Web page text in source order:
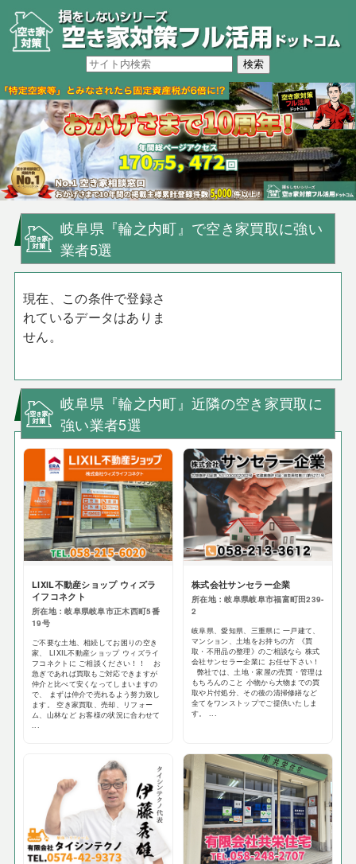
岐阜県『輪之内町』で空き家買取に強い
業者5選
現在、この条件で登録さ
れているデータはありま
せん。
岐阜県『輪之内町』近隣の空き家買取に
強い業者5選
LIXIL不動産ショップ ウィズラ
イフコネクト
所在地：岐阜県岐阜市正木西町5番
19号
ご不要な土地、相続してお困りの空き
家、 LIXIL不動産ショップ ウィズライ
フコネクトに ご相談ください！！ お
急ぎであれば買取もご対応できますが
仲介と比べて安くなってしまいますの
で、 まずは仲介で売れるよう努力致し
ます。 空き家買取、売却、リフォー
ム、山林など お客様の状況に合わせて
...
株式会社サンセラー企業
所在地：岐阜県岐阜市福富町田239-
2
岐阜県、愛知県、三重県に 一戸建て、
マンション、土地をお持ちの方 《買
取・不用品の整理》のご相談なら 株式
会社サンセラー企業に お任せ下さい！
弊社では、土地・家屋の売買・管理は
もちろんのこと 小物から大物までの買
取や片付処分、その後の清掃修繕など
全てをワンストップでご提供いたしま
す。 ...